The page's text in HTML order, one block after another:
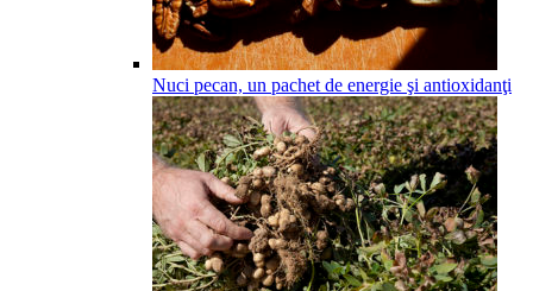
Nuci pecan, un pachet de energie şi antioxidanţi